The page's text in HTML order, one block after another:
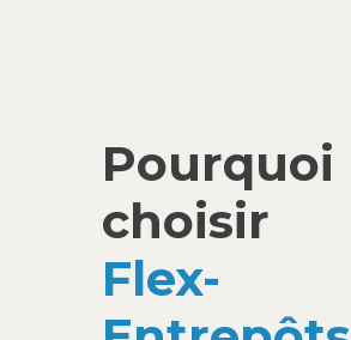
Pourquoi
choisir
Flex-